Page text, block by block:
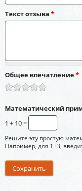
Текст отзыва *
Общее впечатление*
Математический
1 + 10 =
Решите эту простую
Например, для 1+3,